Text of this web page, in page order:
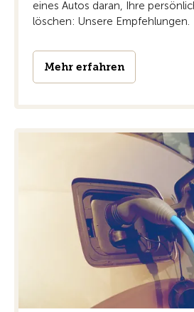
eines Autos daran, Ihre
löschen: Unsere Empfehlungen.
Mehr erfahren